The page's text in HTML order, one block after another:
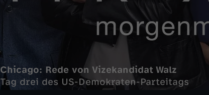
Chicago: Rede von Vizekandidat Walz
Tag drei des US-Demokraten-Parteitags